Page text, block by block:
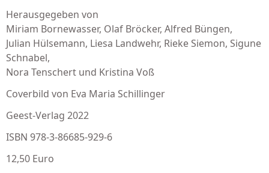
Herausgegeben von
Miriam Bornewasser, Olaf Bröcker, Alfred Büngen,
Julian Hülsemann, Liesa Landwehr, Rieke Siemon, Sigune
Schnabel,
Nora Tenschert und Kristina Voß
Coverbild von Eva Maria Schillinger
Geest-Verlag 2022
ISBN 978-3-86685-929-6
12,50 Euro